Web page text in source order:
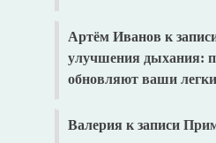
Артём Иванов к
улучшения дыхания:
обновляют ваши
Валерия к записи